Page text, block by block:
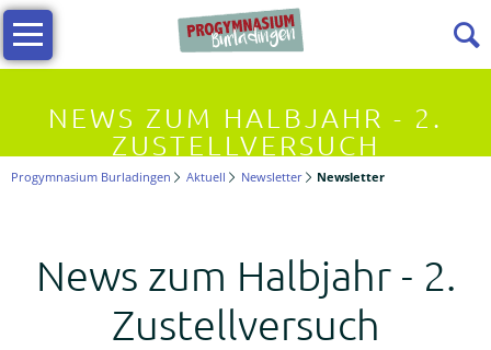
NEWS ZUM HALBJAHR - 2.
ZUSTELLVERSUCH
Navigation
überspringen
Infos
Allgemeine
Progymnasium Burladingen Aktuell Newsletter Newsletter
News zum Halbjahr - 2.
Zustellversuch